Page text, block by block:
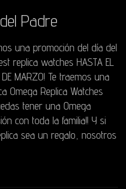
Padre
una promoción del día del
replica watches HASTA EL
MARZO! Te traemos una
Omega Replica Watches
tener una Omega
con toda la familia!! Y si
sea un regalo, nosotros